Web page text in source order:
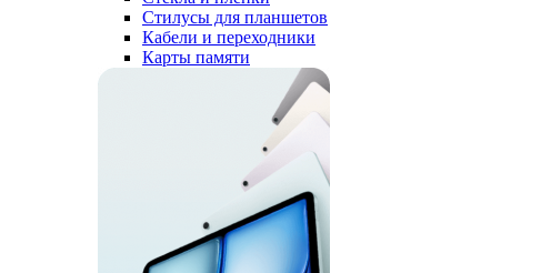
Стилусы для планшетов
Кабели и переходники
Карты памяти